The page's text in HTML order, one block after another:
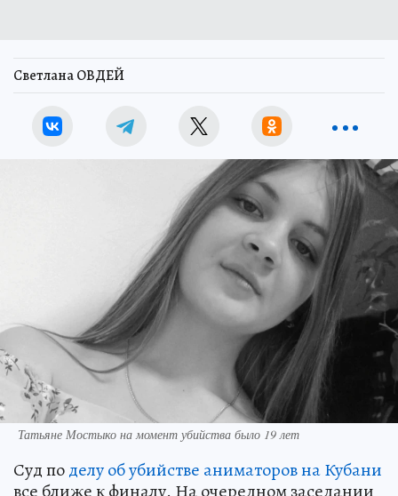
Светлана ОВДЕЙ
Татьяне Мостыко на момент убийства было 19 лет
Суд поделу об убийстве аниматоров на Кубани